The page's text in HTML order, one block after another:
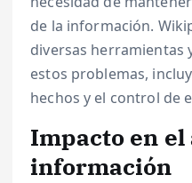
de la información.
diversas herramientas
estos problemas,
hechos y el control de
Impacto en el
información